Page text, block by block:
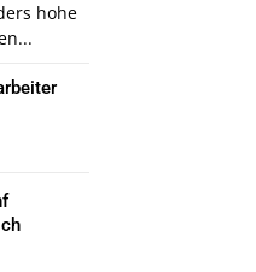
hohe